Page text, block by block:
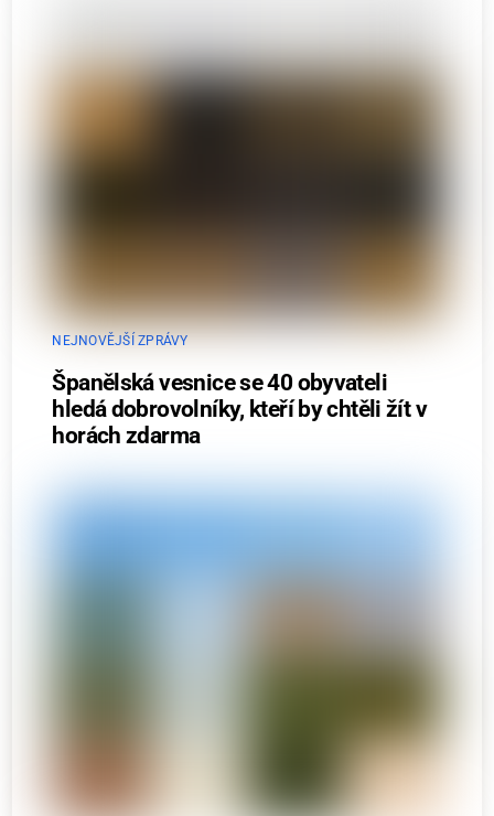
NEJNOVĚJŠÍ ZPRÁVY
Španělská vesnice se 40 obyvateli
hledá dobrovolníky, kteří by chtěli žít v
horách zdarma